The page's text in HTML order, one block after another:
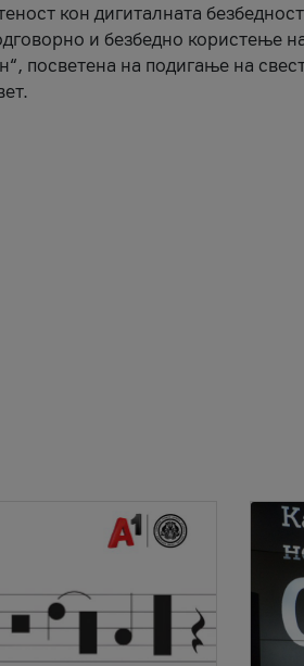
кон дигиталната
и безбедно користење
посветена на подигање на